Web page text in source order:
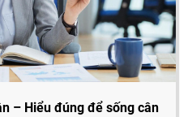
– Hiểu đúng để sống cân